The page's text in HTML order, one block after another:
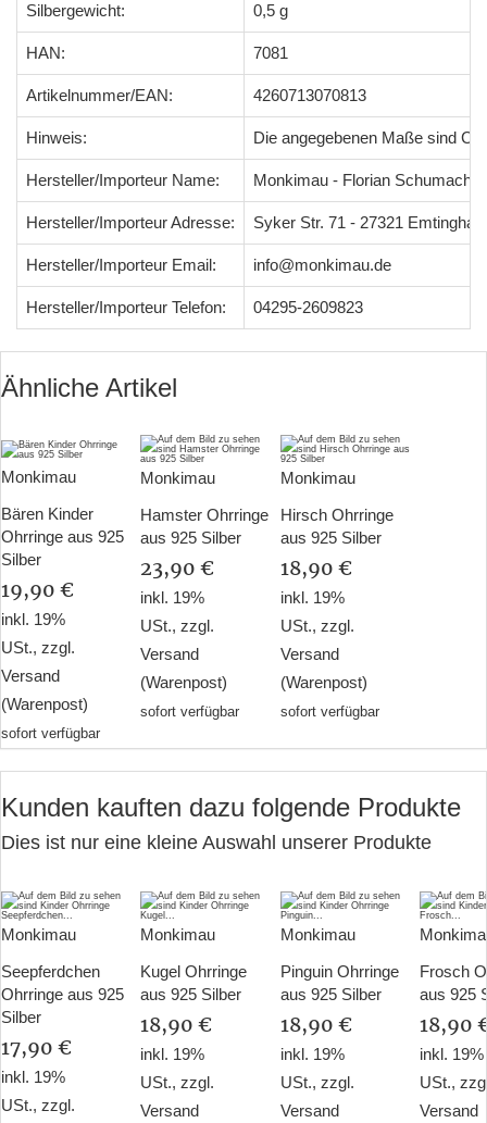
Silbergewicht: 0,5 g
HAN: 7081
Artikelnummer/EAN: 4260713070813
Hinweis: Die angegebenen Maße sind
Hersteller/Importeur Name: Monkimau - Florian Schumacher
Hersteller/Importeur Adresse: Syker Str. 71 - 27321
Hersteller/Importeur Email: info@monkimau.de
Hersteller/Importeur Telefon: 04295-2609823
Ähnliche Artikel
Monkimau
Bären Kinder
Ohrringe aus 925
Silber
19,90 €
inkl. 19%
USt., zzgl.
Versand
(Warenpost)
sofort verfügbar
Monkimau
Hamster Ohrringe
aus 925 Silber
23,90 €
inkl. 19%
USt., zzgl.
Versand
(Warenpost)
sofort verfügbar
Monkimau
Hirsch Ohrringe
aus 925 Silber
18,90 €
inkl. 19%
USt., zzgl.
Versand
(Warenpost)
sofort verfügbar
Kunden kauften dazu folgende Produkte
Dies ist nur eine kleine Auswahl unserer Produkte
Monkimau
Seepferdchen
Ohrringe aus 925
Silber
17,90 €
inkl. 19%
USt., zzgl.
Monkimau
Kugel Ohrringe
aus 925 Silber
18,90 €
inkl. 19%
USt., zzgl.
Versand
Monkimau
Pinguin Ohrringe
aus 925 Silber
18,90 €
inkl. 19%
USt., zzgl.
Versand
Frosch
aus 925
18,90
inkl. 19%
USt.,
Versand